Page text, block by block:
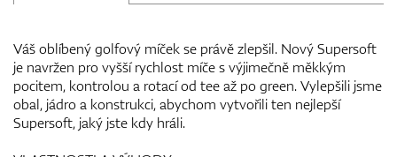
Váš oblíbený golfový míček se právě zlepšil. Nový Supersoft
je navržen pro vyšší rychlost míče s výjimečně měkkým
pocitem, kontrolou a rotací od tee až po green. Vylepšili jsme
obal, jádro a konstrukci, abychom vytvořili ten nejlepší
Supersoft, jaký jste kdy hráli.